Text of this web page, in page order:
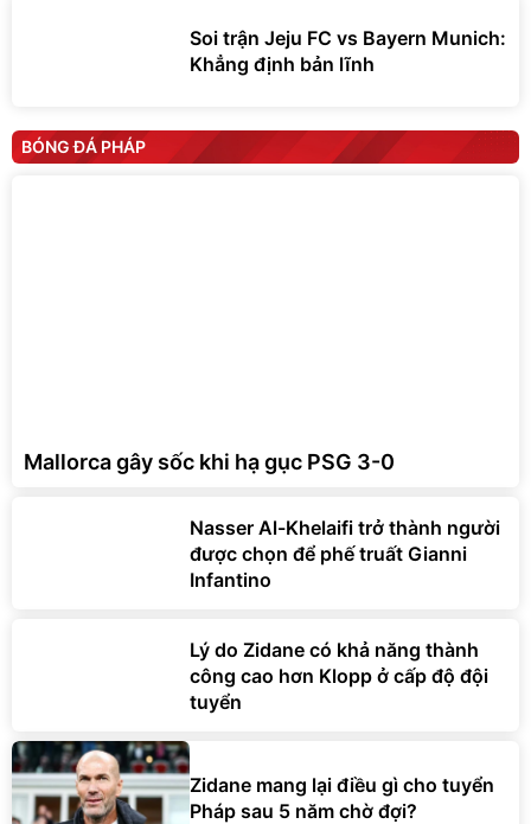
Soi trận Jeju FC vs Bayern Munich:
Khẳng định bản lĩnh
BÓNG ĐÁ PHÁP
Mallorca gây sốc khi hạ gục PSG 3-0
Nasser Al-Khelaifi trở thành người
được chọn để phế truất Gianni
Infantino
Lý do Zidane có khả năng thành
công cao hơn Klopp ở cấp độ đội
tuyển
Zidane mang lại điều gì cho tuyển
Pháp sau 5 năm chờ đợi?